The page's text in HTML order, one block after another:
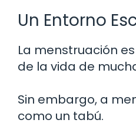
Un Entorno
La menstruación
de la vida de
Sin embargo, a
como un tabú.